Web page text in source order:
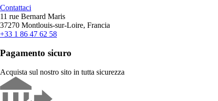
Contattaci
11 rue Bernard Maris
37270 Montlouis-sur-Loire, Francia
+33 1 86 47 62 58
Pagamento sicuro
Acquista sul nostro sito in tutta sicurezza